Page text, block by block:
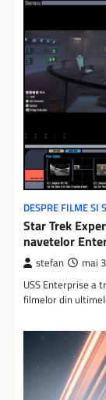
DESPRE FILME SI
Star Trek
navetelor
stefan mai
USS Enterprise a
filmelor din